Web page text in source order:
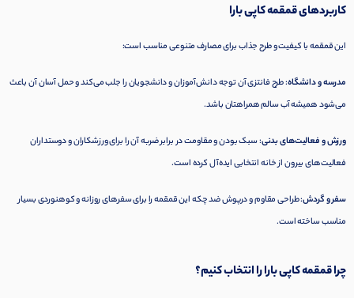
کاربردهای قمقمه کاپی بارا
این قمقمه با کیفیت و طرح جذاب برای مصارف متنوعی مناسب است:
مدرسه و دانشگاه: طرح فانتزی آن توجه دانش‌آموزان و دانشجویان را جلب می‌کند و حمل آسان آن باعث
می‌شود همیشه آب سالم همراهتان باشد.
ورزش و فعالیت‌های بدنی: سبک بودن و مقاومت در برابر ضربه آن را برای ورزشکاران و دوستداران
فعالیت‌های بیرون از خانه انتخابی ایده‌آل کرده است.
سفر و گردش: طراحی مقاوم و درپوش ضد چکه این قمقمه را برای سفرهای روزانه و کوهنوردی بسیار
مناسب ساخته است.
چرا قمقمه کاپی بارا را انتخاب کنیم؟